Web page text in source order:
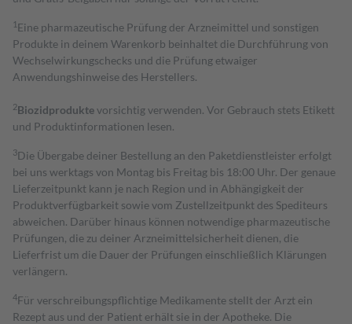
1 Eine pharmazeutische Prüfung der Arzneimittel und sonstigen
Produkte in deinem Warenkorb beinhaltet die Durchführung von
Wechselwirkungschecks und die Prüfung etwaiger
Anwendungshinweise des Herstellers.
2Biozidproduktevorsichtig verwenden. Vor Gebrauch stets Etikett
und Produktinformationen lesen.
3Die Übergabe deiner Bestellung an den Paketdienstleister erfolgt
bei uns werktags von Montag bis Freitag bis 18:00 Uhr. Der genaue
Lieferzeitpunkt kann je nach Region und in Abhängigkeit der
Produktverfügbarkeit sowie vom Zustellzeitpunkt des Spediteurs
abweichen. Darüber hinaus können notwendige pharmazeutische
Prüfungen, die zu deiner Arzneimittelsicherheit dienen, die
Lieferfrist um die Dauer der Prüfungen einschließlich Klärungen
verlängern.
4Für verschreibungspflichtige Medikamente stellt der Arzt ein
Rezept aus und der Patient erhält sie in der Apotheke. Die